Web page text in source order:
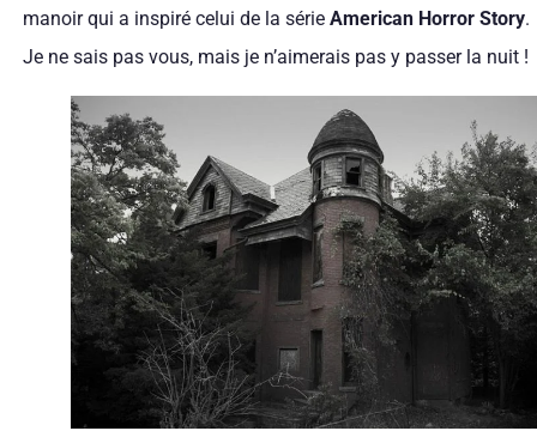
manoir qui a inspiré celui de la série American Horror Story.
Je ne sais pas vous, mais je n’aimerais pas y passer la nuit !